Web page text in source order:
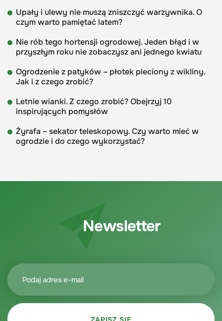
Upały i ulewy nie muszą zniszczyć warzywnika. O
czym warto pamiętać latem?
Nie rób tego hortensji ogrodowej. Jeden błąd i w
przyszłym roku nie zobaczysz ani jednego kwiatu
Ogrodzenie z patyków – płotek pleciony z wikliny.
Jak i z czego zrobić?
Letnie wianki. Z czego zrobić? Obejrzyj 10
inspirujących pomysłów
Żyrafa – sekator teleskopowy. Czy warto mieć w
ogrodzie i do czego wykorzystać?
Newsletter